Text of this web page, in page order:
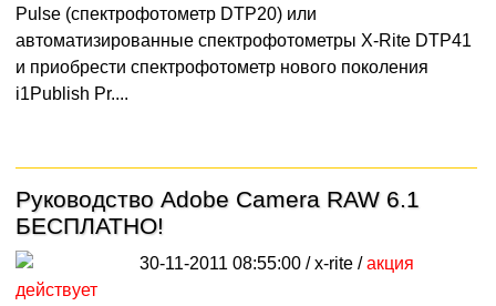
Pulse (спектрофотометр DTP20) или
автоматизированные спектрофотометры X-Rite DTP41
и приобрести спектрофотометр нового поколения
i1Publish Pr....
Руководство Adobe Camera RAW 6.1
БЕСПЛАТНО!
30-11-2011 08:55:00 / x-rite / акция
действует